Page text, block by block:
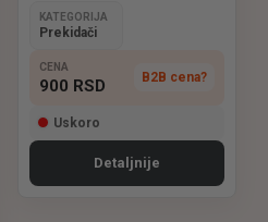
KATEGORIJA
Prekidači
CENA
900 RSD B2B cena?
Uskoro
Detaljnije